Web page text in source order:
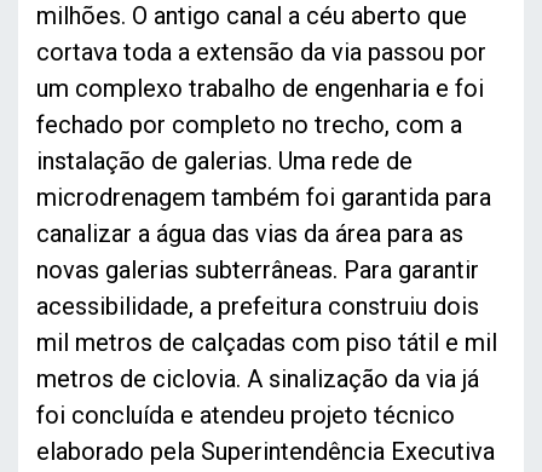
milhões. O antigo canal a céu aberto que
cortava toda a extensão da via passou por
um complexo trabalho de engenharia e foi
fechado por completo no trecho, com a
instalação de galerias. Uma rede de
microdrenagem também foi garantida para
canalizar a água das vias da área para as
novas galerias subterrâneas. Para garantir
acessibilidade, a prefeitura construiu dois
mil metros de calçadas com piso tátil e mil
metros de ciclovia. A sinalização da via já
foi concluída e atendeu projeto técnico
elaborado pela Superintendência Executiva